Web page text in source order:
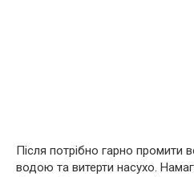
Після потрібно гарно промити
водою та витерти насухо.